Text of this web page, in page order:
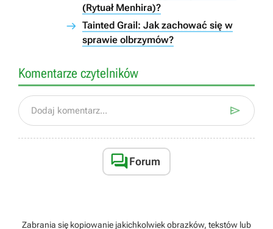
(Rytuał Menhira)?
Tainted Grail: Jak zachować się w
sprawie olbrzymów?
Komentarze czytelników
Dodaj komentarz... 
Forum
Zabrania się kopiowanie jakichkolwiek obrazków, tekstów lub